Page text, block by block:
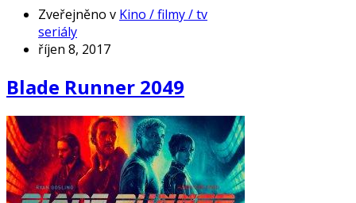
Zveřejněno v Kino / filmy / tv
seriály
říjen 8, 2017
Blade Runner 2049